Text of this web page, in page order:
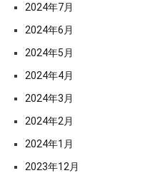
2024年7月
2024年6月
2024年5月
2024年4月
2024年3月
2024年2月
2024年1月
2023年12月